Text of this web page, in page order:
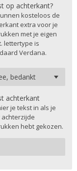
op achterkant?
kosteloos de
extra voor je
met je eigen
lettertype is
Verdana.
achterkant
je tekst in als je
hebt gekozen.